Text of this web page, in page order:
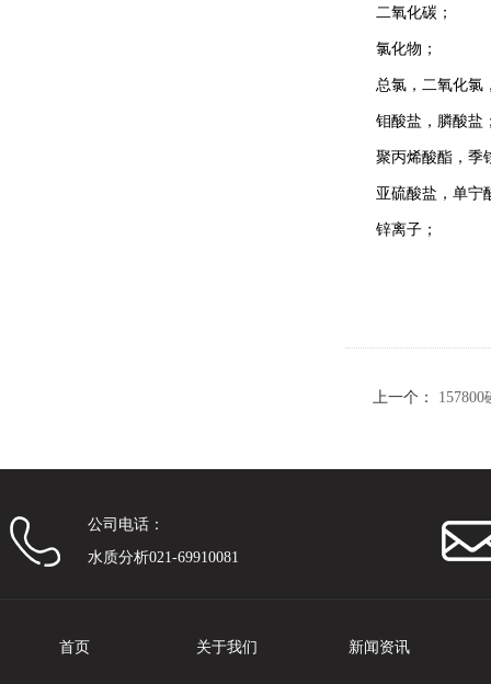
二氧化碳；
氯化物；
总氯，二氧化氯
钼酸盐，膦酸盐
聚丙烯酸酯，季
亚硫酸盐，单宁
锌离子；
上一个：
公司电话：
水质分析021-69910081
首页 关于我们 新闻资讯